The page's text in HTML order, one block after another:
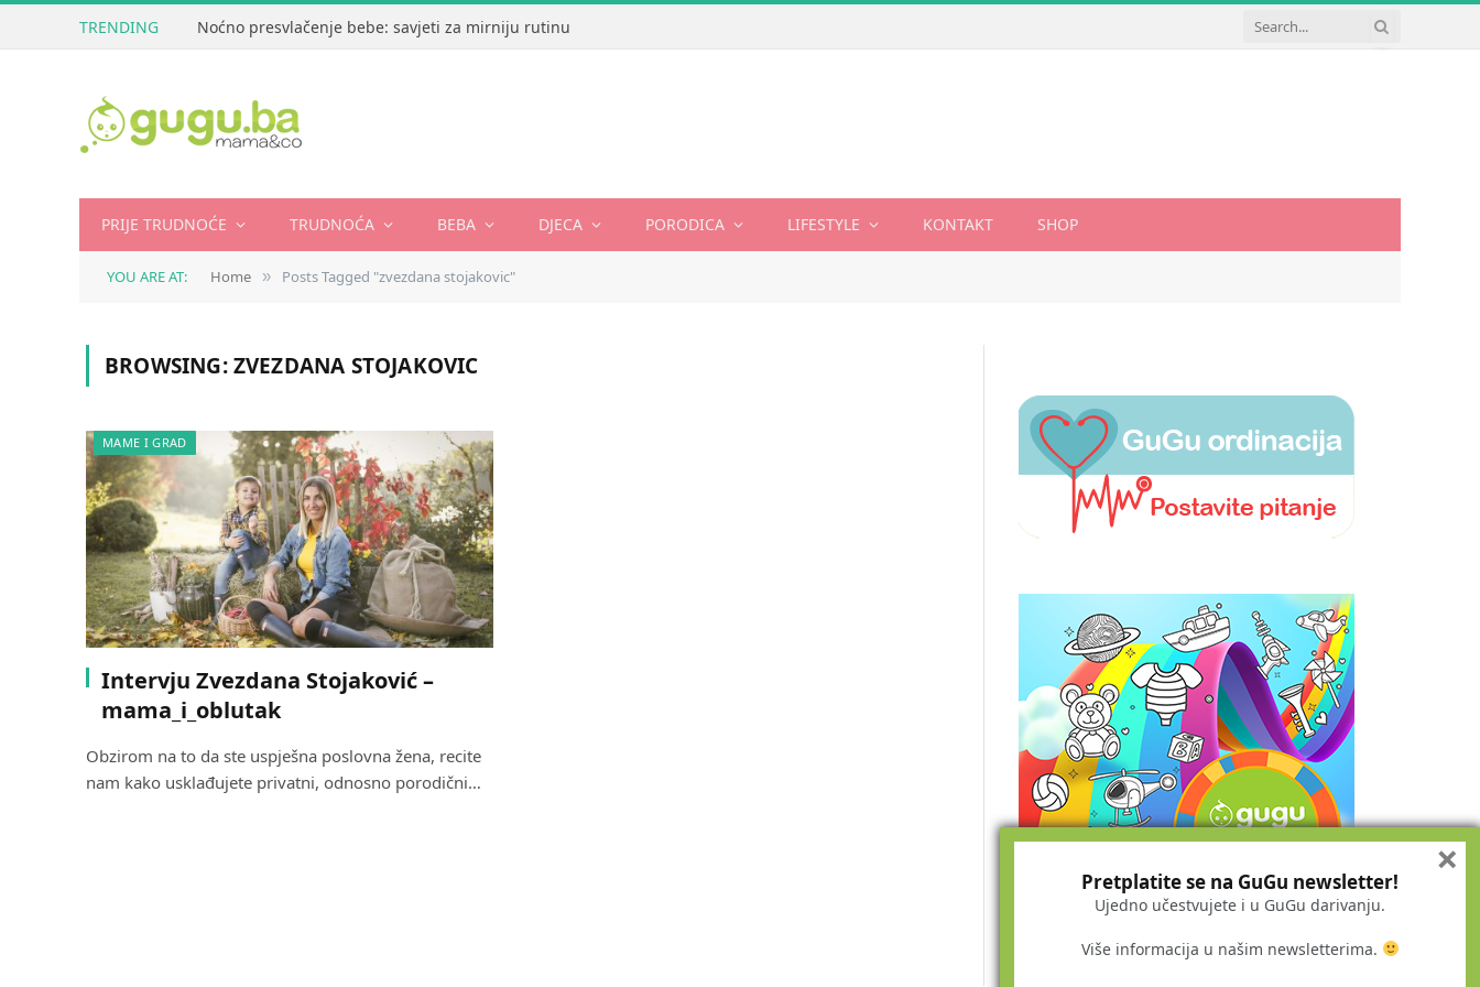
TRENDING Noćno presvlačenje bebe: savjeti za mirniju rutinu
PRIJE TRUDNOĆE TRUDNOĆA BEBA DJECA PORODICA LIFESTYLE KONTAKT SHOP
YOU ARE AT: Home » Posts Tagged "zvezdana stojakovic"
BROWSING:ZVEZDANA STOJAKOVIC
MAME I GRAD
Intervju Zvezdana Stojaković –
mama_i_oblutak
Obzirom na to da ste uspješna poslovna žena, recite
nam kako usklađujete privatni, odnosno porodični…
Pretplatite se na GuGu newsletter!
Ujedno učestvujete i u GuGu darivanju.
Više informacija u našim newsletterima.
×